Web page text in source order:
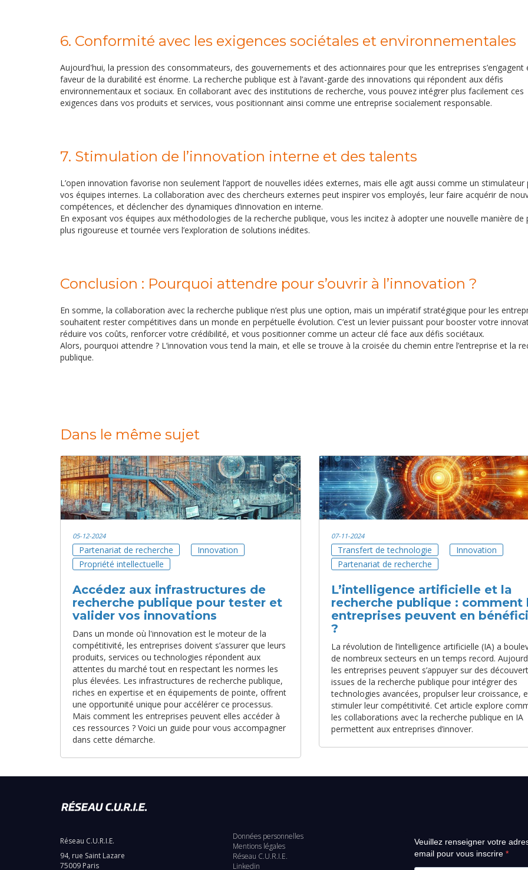
6. Conformité avec les exigences sociétales et environnementales
Aujourd'hui, la pression des consommateurs, des gouvernements et des actionnaires pour que les entreprises s’engagent
faveur de la durabilité est énorme. La recherche publique est à l’avant-garde des innovations qui répondent aux défis
environnementaux et sociaux. En collaborant avec des institutions de recherche, vous pouvez intégrer plus facilement ces
exigences dans vos produits et services, vous positionnant ainsi comme une entreprise socialement responsable.
7. Stimulation de l’innovation interne et des talents
L’open innovation favorise non seulement l’apport de nouvelles idées externes, mais elle agit aussi comme un stimulateur
vos équipes internes. La collaboration avec des chercheurs externes peut inspirer vos employés, leur faire acquérir de
compétences, et déclencher des dynamiques d’innovation en interne.
En exposant vos équipes aux méthodologies de la recherche publique, vous les incitez à adopter une nouvelle manière de
plus rigoureuse et tournée vers l’exploration de solutions inédites.
Conclusion : Pourquoi attendre pour s’ouvrir à l’innovation ?
En somme, la collaboration avec la recherche publique n’est plus une option, mais un impératif stratégique pour les
souhaitent rester compétitives dans un monde en perpétuelle évolution. C’est un levier puissant pour booster votre
réduire vos coûts, renforcer votre crédibilité, et vous positionner comme un acteur clé face aux défis sociétaux.
Alors, pourquoi attendre ? L’innovation vous tend la main, et elle se trouve à la croisée du chemin entre l’entreprise et la
publique.
Dans le même sujet
05-12-2024
Partenariat de recherche
Innovation
Propriété intellectuelle
Accédez aux infrastructures de
recherche publique pour tester et
valider vos innovations
Dans un monde où l'innovation est le moteur de la
compétitivité, les entreprises doivent s’assurer que leurs
produits, services ou technologies répondent aux
attentes du marché tout en respectant les normes les
plus élevées. Les infrastructures de recherche publique,
riches en expertise et en équipements de pointe, offrent
une opportunité unique pour accélérer ce processus.
Mais comment les entreprises peuvent elles accéder à
ces ressources ? Voici un guide pour vous accompagner
dans cette démarche.
07-11-2024
Transfert de technologie
Innovation
Partenariat de recherche
L’intelligence artificielle et la
recherche publique : comment
entreprises peuvent en
?
La révolution de l’intelligence artificielle (IA) a
de nombreux secteurs en un temps record.
les entreprises peuvent s’appuyer sur des
issues de la recherche publique pour intégrer des
technologies avancées, propulser leur croissance,
stimuler leur compétitivité. Cet article explore
les collaborations avec la recherche publique en IA
permettent aux entreprises d’innover.
Réseau C.U.R.I.E.
94, rue Saint Lazare
75009 Paris
Pied
Données personnelles
Mentions légales
Réseau C.U.R.I.E.
Linkedin
Veuillez renseigner votre
email pour vous inscrire